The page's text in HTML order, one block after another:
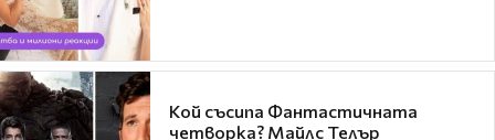
Кой съсипа Фантастичната
четворка? Майлс Телър